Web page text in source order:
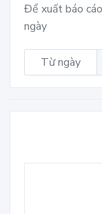
Để xuất báo
ngày